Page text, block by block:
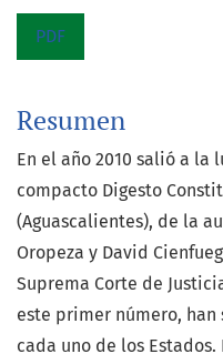
PDF
Resumen
En el año 2010 salió a
compacto Digesto
(Aguascalientes), de la
Oropeza y David
Suprema Corte de
este primer número,
cada uno de los